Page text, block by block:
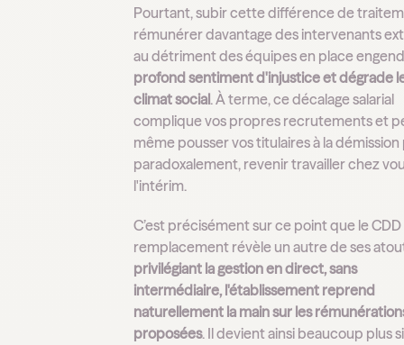
Pourtant, subir cette différence de
rémunérer davantage des intervenants
au détriment des équipes en place
profond sentiment d'injustice et dégrade
climat social. À terme, ce décalage salarial
complique vos propres recrutements et
même pousser vos titulaires à la démission
paradoxalement, revenir travailler chez
l'intérim.
C’est précisément sur ce point que le
remplacement révèle un autre de ses
privilégiant la gestion en direct, sans
intermédiaire, l'établissement reprend
naturellement la main sur les
proposées. Il devient ainsi beaucoup plus